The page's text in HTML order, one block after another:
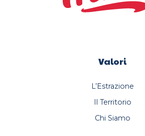
Valori
L’Estrazione
Il Territorio
Chi Siamo